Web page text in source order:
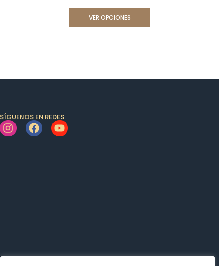
VER OPCIONES
SÍGUENOS EN REDES: